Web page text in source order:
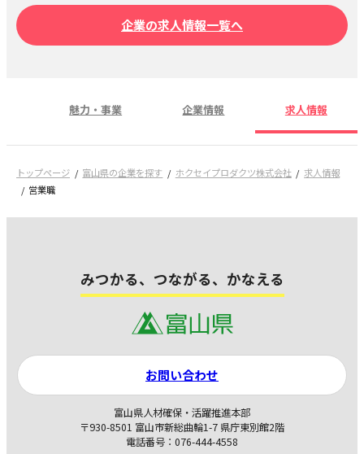
企業の求人情報一覧へ
魅力・事業 企業情報 求人情報
トップページ 富山県の企業を探す ホクセイプロダクツ株式会社
求人情報
営業職
みつかる、つながる、かなえる
富山県人材確保・活躍推進本部
〒930-8501 富山市新総曲輪1-7 県庁東別館2階
電話番号：076-444-4558
お問い合わせ